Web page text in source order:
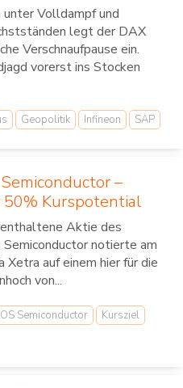
unter Volldampf und
legt der DAX
Verschnaufpause ein.
vorerst ins Stocken
Geopolitik Infineon SAP
–
Kurspotential
Aktie des
Semiconductor notierte am
auf einem hier für die
von...
Semiconductor
Kursziel